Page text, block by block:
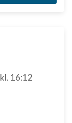
kl. 16:12